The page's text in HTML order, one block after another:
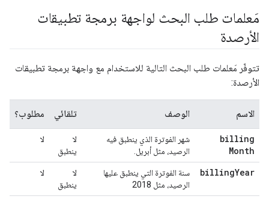
مَعلمات طلب البحث لواجهة برمجة تطبيقات
الأرصدة
تتوفّر مَعلمات طلب البحث التالية للاستخدام مع واجهة برمجة تطبيقات
الأرصدة:
الاسم الوصف تلقائي مطلوب؟
billing
Month
شهر الفوترة الذي ينطبق فيه
الرصيد، مثل أبريل.
لا
ينطبق
لا
billingYear
سنة الفوترة التي ينطبق عليها
الرصيد، مثل 2018
لا
ينطبق
لا